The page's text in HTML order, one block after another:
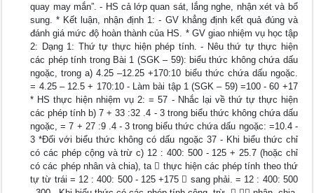
quay may mắn”. - HS cả lớp quan sát, lắng nghe, nhận xét và bổ
sung. * Kết luận, nhận định 1: - GV khẳng định kết quả đúng và
đánh giá mức độ hoàn thành của HS. * GV giao nhiệm vụ học tập
2: Dạng 1: Thứ tự thực hiện phép tính. - Nêu thứ tự thực hiện
các phép tính trong Bài 1 (SGK – 59): biểu thức không chứa dấu
ngoặc, trong a) 4.25 –12.25 +170:10 biểu thức chứa dấu ngoặc.
= 4.25 – 12.5 + 170:10 - Làm bài tập 1 (SGK – 59) =100 - 60 +17
* HS thực hiện nhiệm vụ 2: = 57 - Nhắc lại về thứ tự thực hiện
các phép tính b) 7 + 33 :32 .4 - 3 trong biểu thức không chứa dấu
ngoặc, = 7 + 27 :9 .4 - 3 trong biểu thức chứa dấu ngoặc: =10.4 -
3 *Đối với biểu thức không có dấu ngoặc 37 - Khi biểu thức chỉ
có các phép cộng và trừ c) 12 : 400: 500 - 125 + 25.7 (hoặc chỉ
có các phép nhân và chia), ta  thực hiện các phép tính theo thứ
tự từ trái = 12 : 400: 500 - 125 +175  sang phải. = 12 : 400: 500